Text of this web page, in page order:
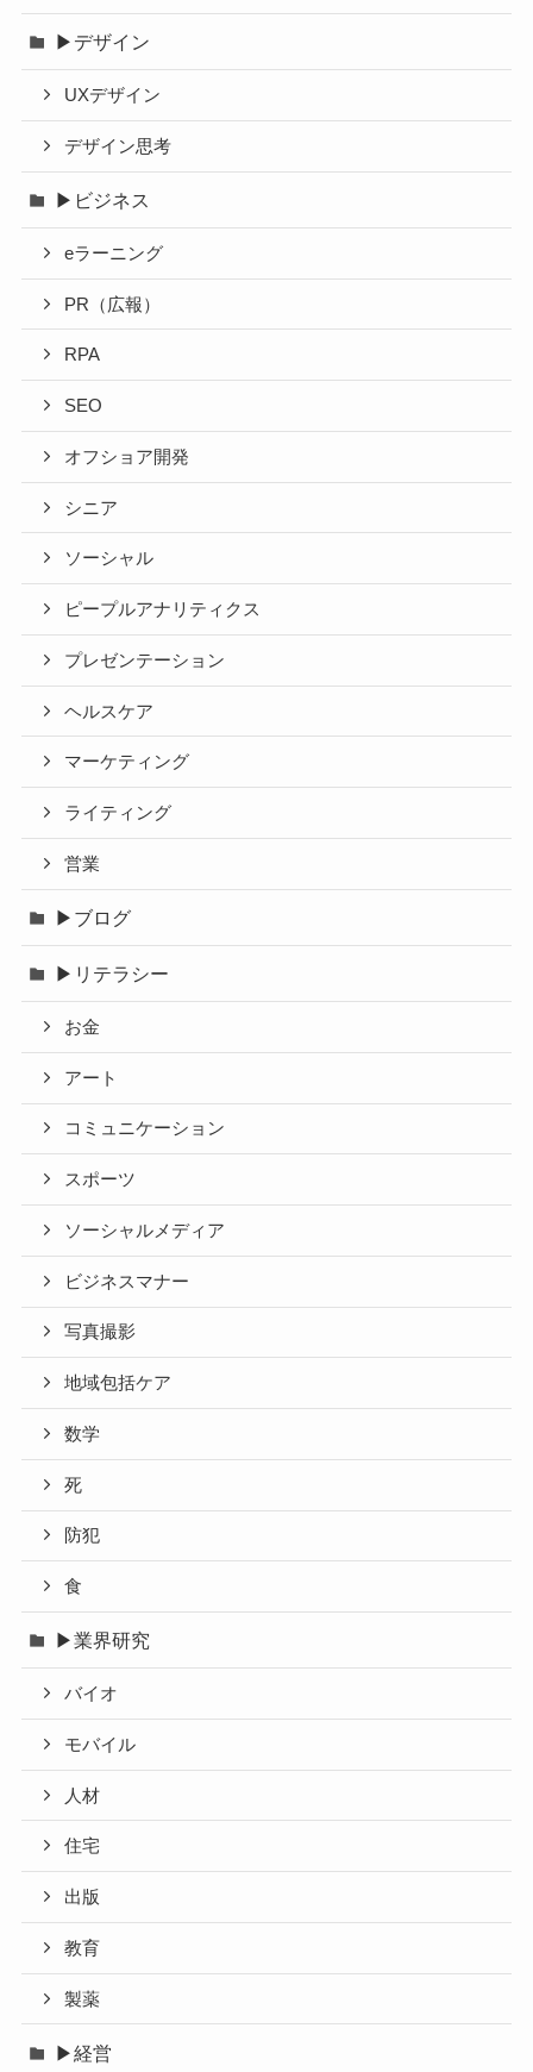
▶デザイン
UXデザイン
デザイン思考
▶ビジネス
eラーニング
PR（広報）
RPA
SEO
オフショア開発
シニア
ソーシャル
ピープルアナリティクス
プレゼンテーション
ヘルスケア
マーケティング
ライティング
営業
▶ブログ
▶リテラシー
お金
アート
コミュニケーション
スポーツ
ソーシャルメディア
ビジネスマナー
写真撮影
地域包括ケア
数学
死
防犯
食
▶業界研究
バイオ
モバイル
人材
住宅
出版
教育
製薬
▶経営